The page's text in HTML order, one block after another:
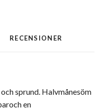
RECENSIONER
sprund. Halvmånesöm
en